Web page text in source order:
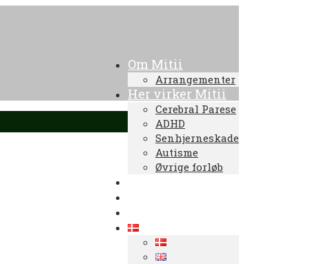
Om Mitii
Arrangementer
Her virker Mitii
Cerebral Parese
ADHD
Senhjerneskade
Autisme
Øvrige forløb